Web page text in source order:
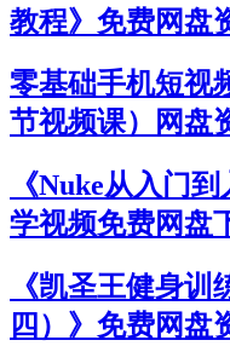
教程》免费网盘
零基础手机短视
节视频课）网盘
《Nuke从入门
学视频免费网盘
《凯圣王健身
四）》免费网盘